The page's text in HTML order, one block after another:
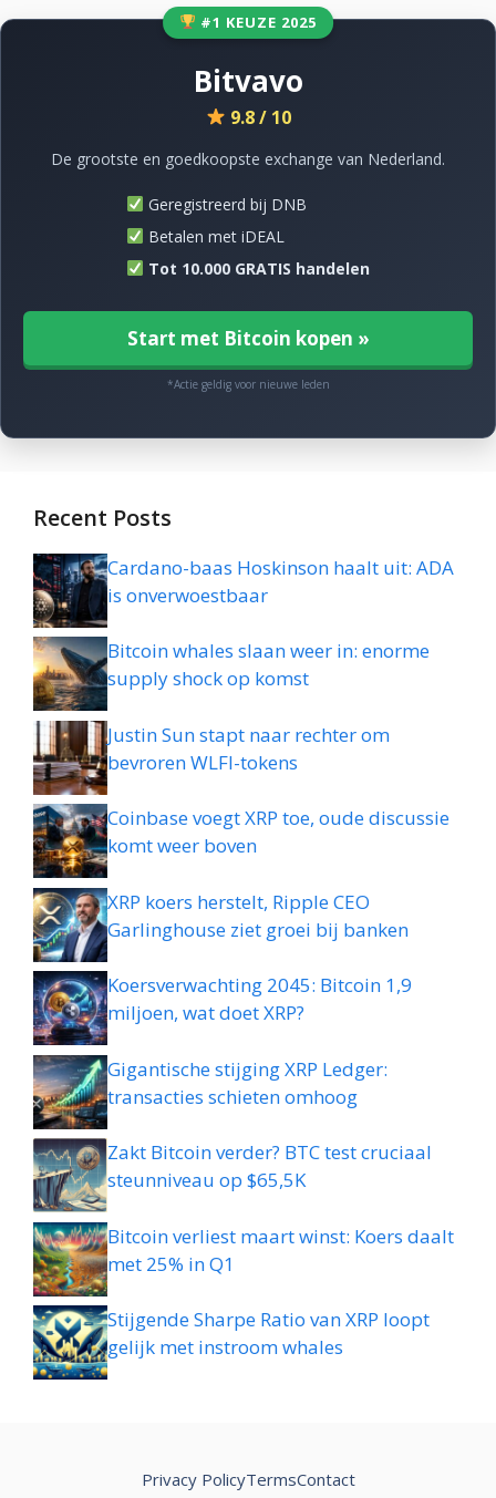
#1 KEUZE 2025
Bitvavo
9.8 / 10
De grootste en goedkoopste exchange van Nederland.
Geregistreerd bij DNB
Betalen met iDEAL
Tot 10.000 GRATIS handelen
Start met Bitcoin kopen »
*Actie geldig voor nieuwe leden
Recent Posts
Cardano-baas Hoskinson haalt uit: ADA
is onverwoestbaar
Bitcoin whales slaan weer in: enorme
supply shock op komst
Justin Sun stapt naar rechter om
bevroren WLFI-tokens
Coinbase voegt XRP toe, oude discussie
komt weer boven
XRP koers herstelt, Ripple CEO
Garlinghouse ziet groei bij banken
Koersverwachting 2045: Bitcoin 1,9
miljoen, wat doet XRP?
Gigantische stijging XRP Ledger:
transacties schieten omhoog
Zakt Bitcoin verder? BTC test cruciaal
steunniveau op $65,5K
Bitcoin verliest maart winst: Koers daalt
met 25% in Q1
Stijgende Sharpe Ratio van XRP loopt
gelijk met instroom whales
Privacy PolicyTermsContact